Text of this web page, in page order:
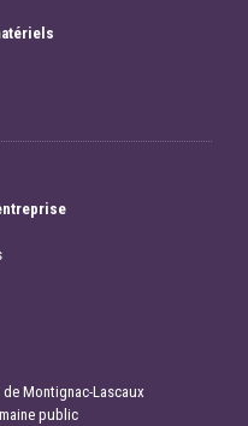
Montignac-Lascaux
public